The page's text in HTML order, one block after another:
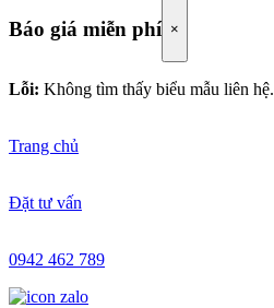
Báo giá miễn phí ×
Lỗi: Không tìm thấy biểu mẫu liên hệ.
Trang chủ
Đặt tư vấn
0942 462 789